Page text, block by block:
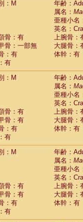
：M
年齢：
属名：
亜種小名
英名：
骨：有
上腕骨：
骨：一部無
大腿骨：
：有
体幹：有
有
：M
年齢：
属名：
亜種小名
英名：
骨：有
上腕骨：
骨：有
大腿骨：
：有
体幹：有
有
：M
年齢：
属名：
亜種小名
英名：
骨：有
上腕骨：
骨：有
大腿骨：
：有
体幹：有
有